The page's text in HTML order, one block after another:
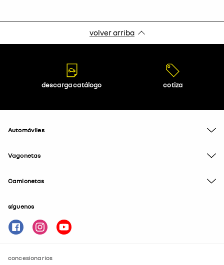
volver arriba
descarga catálogo cotiza
Automóviles
Vagonetas
Camionetas
síguenos
concesionarios